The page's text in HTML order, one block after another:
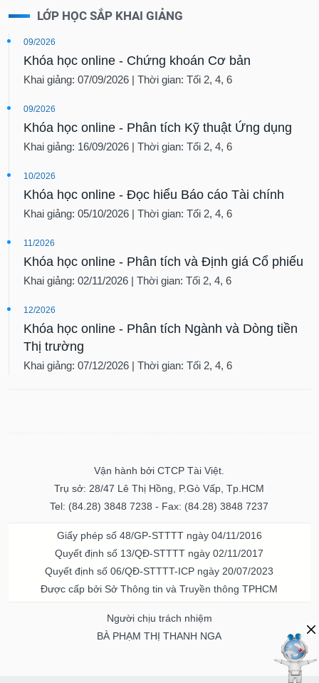
LỚP HỌC SẮP KHAI GIẢNG
09/2026
Khóa học online - Chứng khoán Cơ bản
Khai giảng: 07/09/2026 | Thời gian: Tối 2, 4, 6
09/2026
Khóa học online - Phân tích Kỹ thuật Ứng dụng
Khai giảng: 16/09/2026 | Thời gian: Tối 2, 4, 6
10/2026
Khóa học online - Đọc hiểu Báo cáo Tài chính
Khai giảng: 05/10/2026 | Thời gian: Tối 2, 4, 6
11/2026
Khóa học online - Phân tích và Định giá Cổ phiếu
Khai giảng: 02/11/2026 | Thời gian: Tối 2, 4, 6
12/2026
Khóa học online - Phân tích Ngành và Dòng tiền
Thị trường
Khai giảng: 07/12/2026 | Thời gian: Tối 2, 4, 6
Vận hành bởi CTCP Tài Việt.
Trụ sở: 28/47 Lê Thị Hồng, P.Gò Vấp, Tp.HCM
Tel: (84.28) 3848 7238 - Fax: (84.28) 3848 7237
Giấy phép số 48/GP-STTTT ngày 04/11/2016
Quyết định số 13/QĐ-STTTT ngày 02/11/2017
Quyết định số 06/QĐ-STTTT-ICP ngày 20/07/2023
Được cấp bởi Sở Thông tin và Truyền thông TPHCM
Người chịu trách nhiệm
BÀ PHẠM THỊ THANH NGA